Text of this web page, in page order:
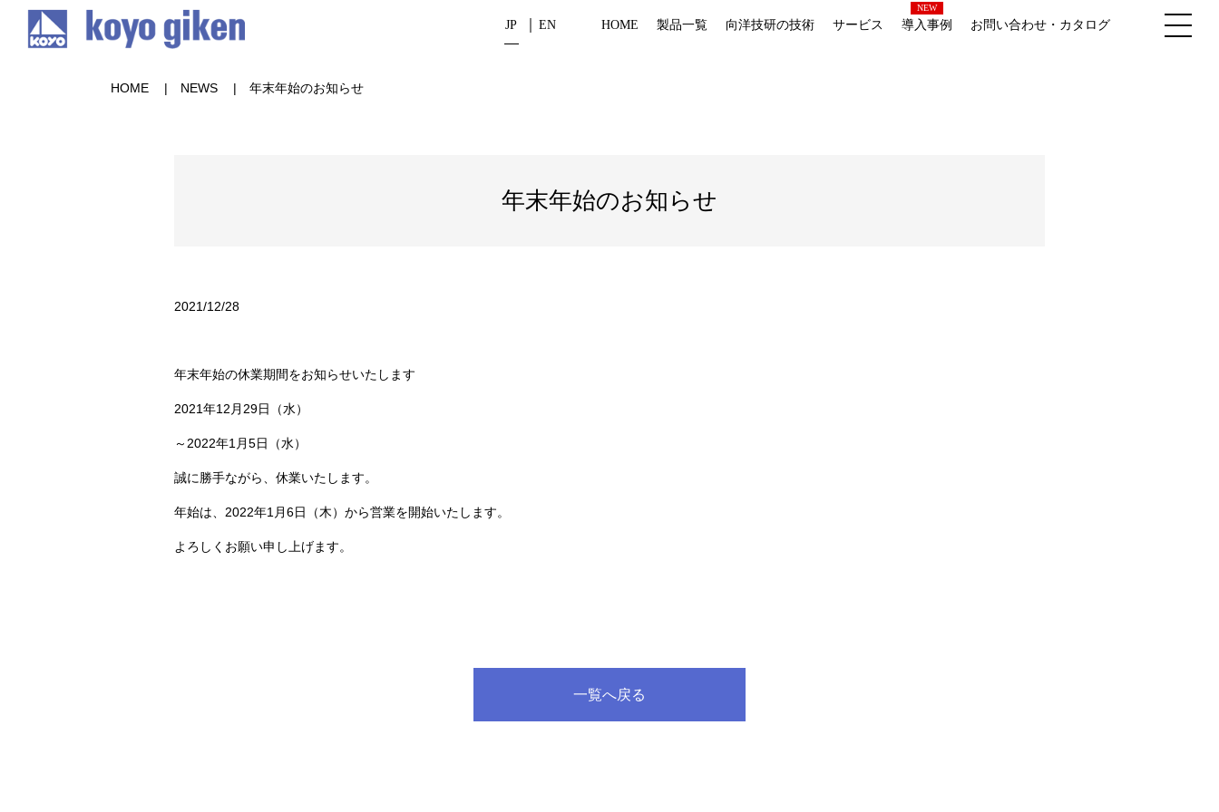
JP EN HOME 製品一覧 向洋技研の技術 サービス 導入事例
NEW
お問い合わせ・カタログ
HOME NEWS 年末年始のお知らせ
年末年始のお知らせ
2021/12/28
年末年始の休業期間をお知らせいたします
2021年12月29日（水）
～2022年1月5日（水）
誠に勝手ながら、休業いたします。
年始は、2022年1月6日（木）から営業を開始いたします。
よろしくお願い申し上げます。
一覧へ戻る